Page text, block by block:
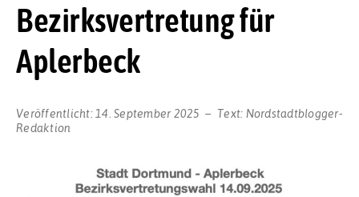
Bezirksvertretung für
Aplerbeck
Veröffentlicht: 14. September 2025 Text: Nordstadtblogger-
Redaktion